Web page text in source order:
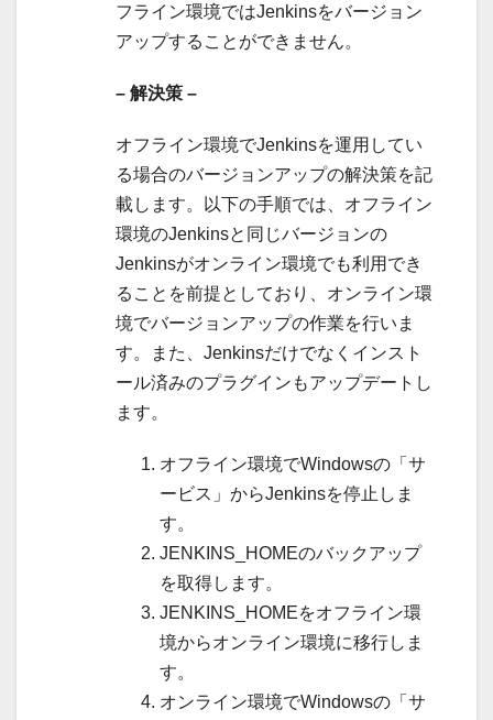
フライン環境ではJenkinsをバージョン
アップすることができません。
– 解決策 –
オフライン環境でJenkinsを運用してい
る場合のバージョンアップの解決策を記
載します。以下の手順では、オフライン
環境のJenkinsと同じバージョンの
Jenkinsがオンライン環境でも利用でき
ることを前提としており、オンライン環
境でバージョンアップの作業を行いま
す。また、Jenkinsだけでなくインスト
ール済みのプラグインもアップデートし
ます。
オフライン環境でWindowsの「サ
ービス」からJenkinsを停止しま
す。
JENKINS_HOMEのバックアップ
を取得します。
JENKINS_HOMEをオフライン環
境からオンライン環境に移行しま
す。
オンライン環境でWindowsの「サ